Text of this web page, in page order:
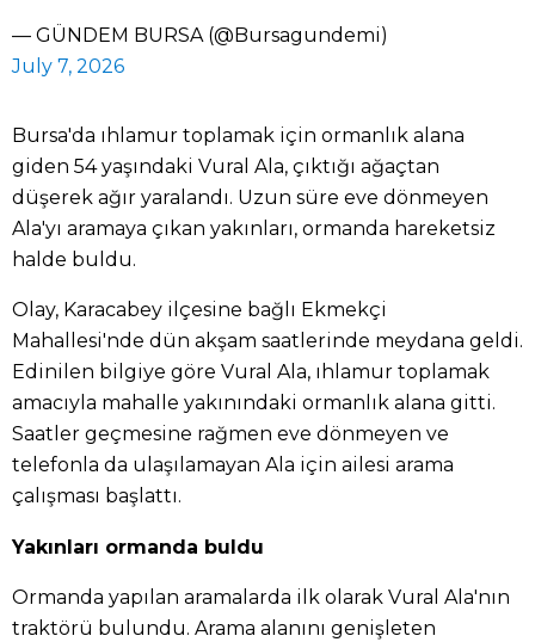
— GÜNDEM BURSA (@Bursagundemi)
July 7, 2026
Bursa'da ıhlamur toplamak için ormanlık alana
giden 54 yaşındaki Vural Ala, çıktığı ağaçtan
düşerek ağır yaralandı. Uzun süre eve dönmeyen
Ala'yı aramaya çıkan yakınları, ormanda hareketsiz
halde buldu.
Olay, Karacabey ilçesine bağlı Ekmekçi
Mahallesi'nde dün akşam saatlerinde meydana geldi.
Edinilen bilgiye göre Vural Ala, ıhlamur toplamak
amacıyla mahalle yakınındaki ormanlık alana gitti.
Saatler geçmesine rağmen eve dönmeyen ve
telefonla da ulaşılamayan Ala için ailesi arama
çalışması başlattı.
Yakınları ormanda buldu
Ormanda yapılan aramalarda ilk olarak Vural Ala'nın
traktörü bulundu. Arama alanını genişleten